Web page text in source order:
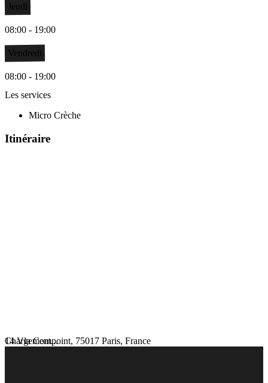
Jeudi
08:00 - 19:00
Vendredi
08:00 - 19:00
Les services
Micro Crèche
Itinéraire
Chargement...
14 Vla Compoint, 75017 Paris, France